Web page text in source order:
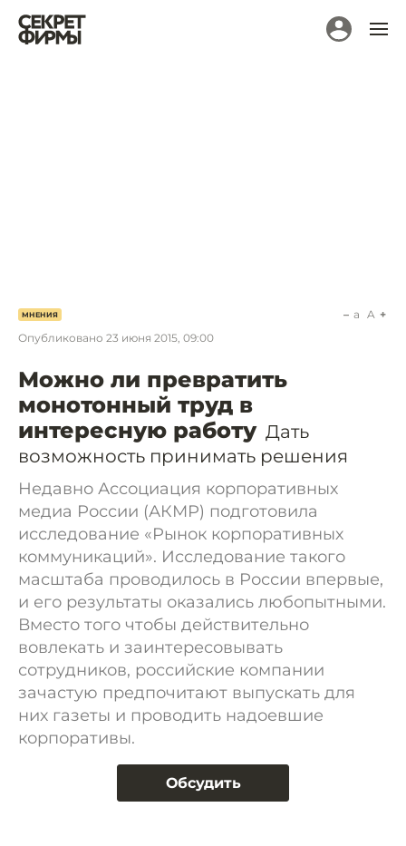
МНЕНИЯ
Опубликовано 23 июня 2015, 09:00
a A
Можно ли превратить
монотонный труд в
интересную работу Дать
возможность принимать решения
Недавно Ассоциация корпоративных
медиа России (АКМР) подготовила
исследование «Рынок корпоративных
коммуникаций». Исследование такого
масштаба проводилось в России впервые,
и его результаты оказались любопытными.
Вместо того чтобы действительно
вовлекать и заинтересовывать
сотрудников, российские компании
зачастую предпочитают выпускать для
них газеты и проводить надоевшие
корпоративы.
Обсудить